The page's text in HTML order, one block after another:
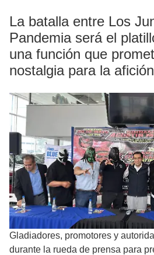
La batalla entre Los
Pandemia será el
una función que
nostalgia para la
Gladiadores, promotores y
durante la rueda de prensa para